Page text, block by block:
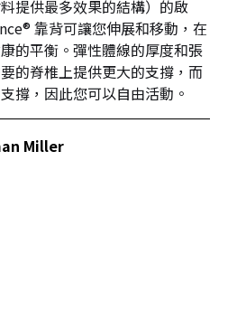
提供最多效果的結構）的啟
靠背可讓您伸展和移動，在
的平衡。彈性體線的厚度和張
的脊椎上提供更大的支撐，而
撐，因此您可以自由活動。
Miller